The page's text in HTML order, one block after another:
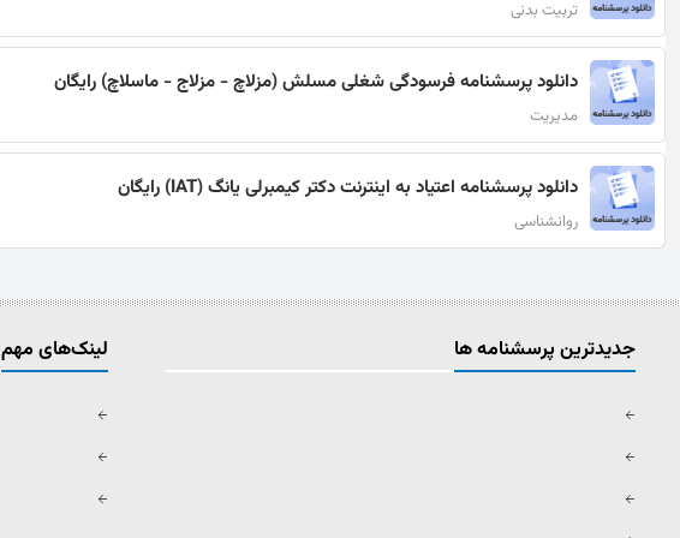
تربیت بدنی
دانلود پرسشنامه فرسودگی شغلی مسلش (مزلاچ - مزلاج - ماسلاچ) رایگان
مدیریت
دانلود پرسشنامه اعتیاد به اینترنت دکتر کیمبرلی یانگ (IAT) رایگان
روانشناسی
جدیدترین پرسشنامه ها لینک‌های مهم